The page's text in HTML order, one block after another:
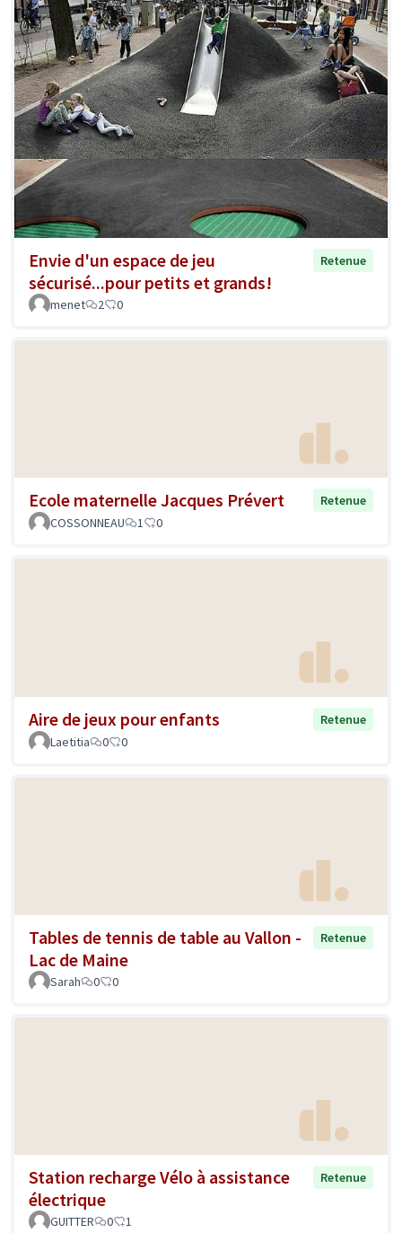
Envie d'un espace de jeu
sécurisé...pour petits et grands!
Retenue
menet 2 0
Ecole maternelle Jacques Prévert
Retenue
COSSONNEAU
1 0
Aire de jeux pour enfants
Retenue
Laetitia
0 0
Tables de tennis de table au Vallon -
Lac de Maine
Retenue
Sarah 0 0
Station recharge Vélo à assistance
électrique
Retenue
GUITTER 0 1